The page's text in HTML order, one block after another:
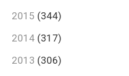
2015 (344)
2014 (317)
2013 (306)